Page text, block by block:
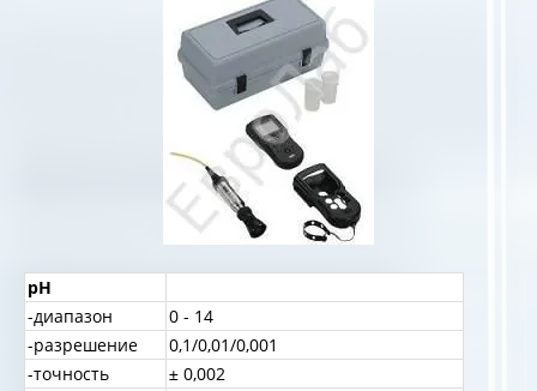
pH
-диапазон
0 - 14
-разрешение
0,1/0,01/0,001
-точность
± 0,002